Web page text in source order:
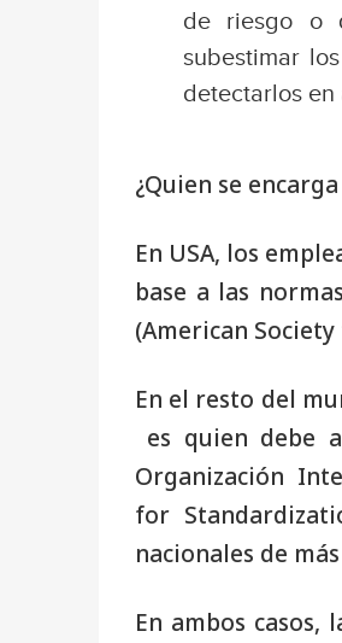
de riesgo o
subestimar
detectarlos en
¿Quien se
En USA, los
base a las
(American
En el resto del
es quien debe
Organización
for
nacionales de
En ambos casos,